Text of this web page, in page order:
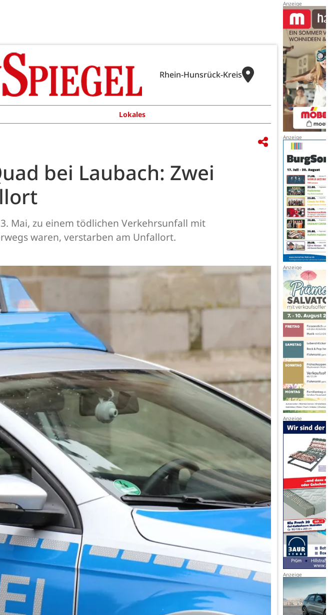
Rhein-Hunsrück-Kreis
Lokales
bei Laubach: Zwei
Mai, zu einem tödlichen Verkehrsunfall mit
waren, verstarben am Unfallort.